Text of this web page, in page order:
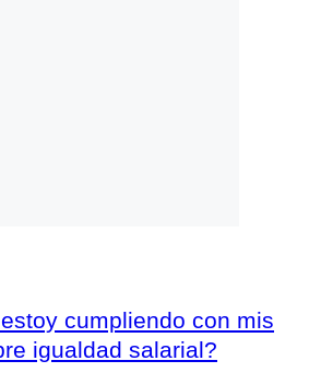
cumpliendo con mis
igualdad salarial?